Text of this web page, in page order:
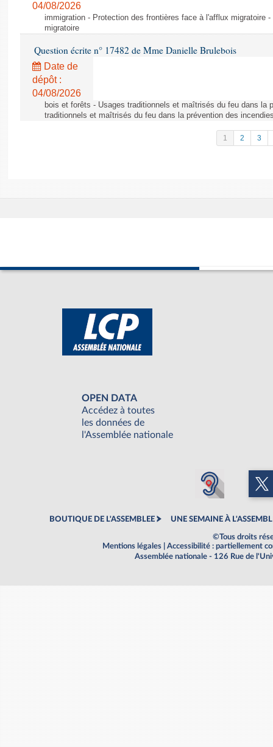
04/08/2026
immigration - Protection des frontières face à l'afflux migratoire
migratoire
Question écrite n° 17482 de Mme Danielle Brulebois
Date de
dépôt :
04/08/2026
bois et forêts - Usages traditionnels et maîtrisés du feu dans la
traditionnels et maîtrisés du feu dans la prévention des
1 2 3
OPEN DATA
Accédez à toutes
les données de
l'Assemblée nationale
BOUTIQUE DE L'ASSEMBLEE UNE SEMAINE À
©Tous droits
Mentions légales
Accessibilité : partiellement
Assemblée nationale - 126 Rue de